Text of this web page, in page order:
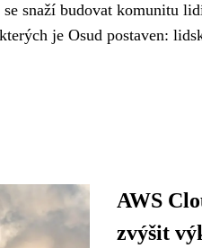
snaží budovat komunitu
je Osud postaven:
AWS
zvýšit